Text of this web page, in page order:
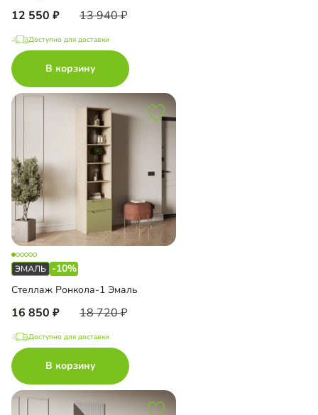
12 550 13 940
Доступно для доставки
В корзину
-10%
Стеллаж Ронкола-1 Эмаль
16 850 18 720
Доступно для доставки
В корзину